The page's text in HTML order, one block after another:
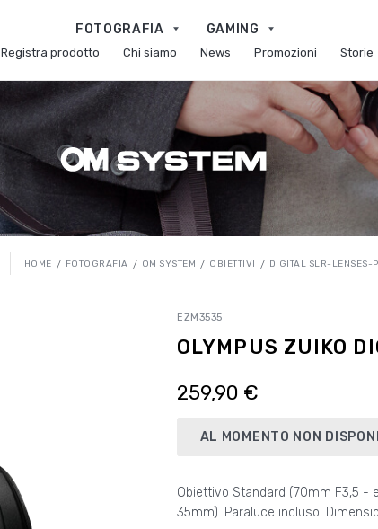
FOTOGRAFIA GAMING
Registra prodotto Chi siamo News Promozioni Storie
HOME FOTOGRAFIA OM SYSTEM OBIETTIVI DIGITAL SLR-LENSES-
EZM3535
OLYMPUS ZUIKO
259,90 €
AL MOMENTO NON
Obiettivo Standard (70mm F3,5 -
35mm). Paraluce incluso.